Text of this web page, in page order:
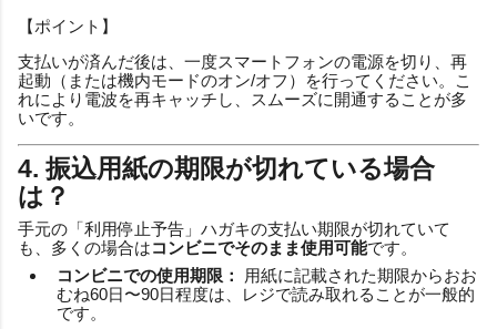
【ポイント】
支払いが済んだ後は、一度スマートフォンの電源を切り、再
起動（または機内モードのオン/オフ）を行ってください。こ
れにより電波を再キャッチし、スムーズに開通することが多
いです。
4. 振込用紙の期限が切れている場合
は？
手元の「利用停止予告」ハガキの支払い期限が切れていて
も、多くの場合はコンビニでそのまま使用可能です。
コンビニでの使用期限：
用紙に記載された期限からおお
むね60日〜90日程度は、レジで読み取れることが一般的
です。